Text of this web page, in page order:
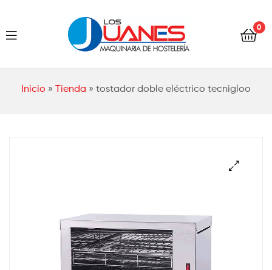
Los
0
Inicio » Tienda » tostador doble eléctrico tecnigloo
Los